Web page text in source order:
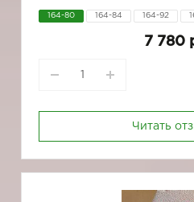
164-80 164-84 164-92
7 780
Читать